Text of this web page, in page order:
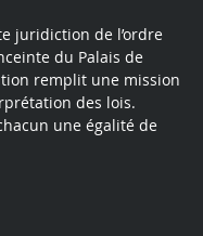
juridiction de l’ordre
du Palais de
remplit une mission
des lois.
une égalité de